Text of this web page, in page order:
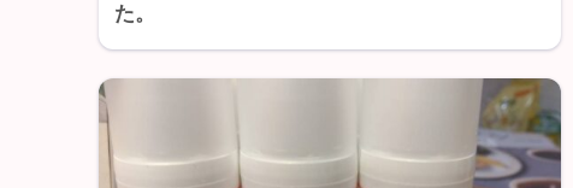
た。